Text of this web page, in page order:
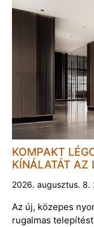
KOMPAKT
KÍNÁLATÁT AZ
2026. augusztus. 8.
Az új, közepes
rugalmas